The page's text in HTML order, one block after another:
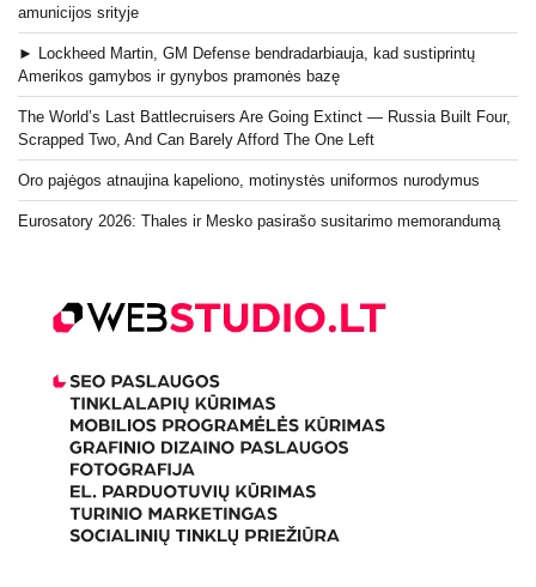
amunicijos srityje
► Lockheed Martin, GM Defense bendradarbiauja, kad sustiprintų
Amerikos gamybos ir gynybos pramonės bazę
The World’s Last Battlecruisers Are Going Extinct — Russia Built Four,
Scrapped Two, And Can Barely Afford The One Left
Oro pajėgos atnaujina kapeliono, motinystės uniformos nurodymus
Eurosatory 2026: Thales ir Mesko pasirašo susitarimo memorandumą